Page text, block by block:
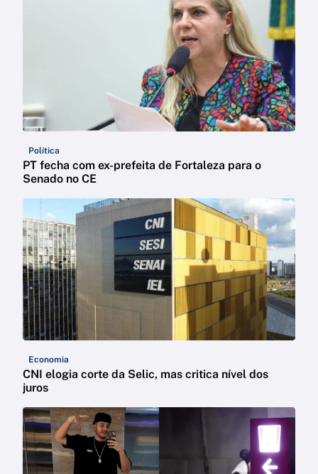
Política
PT fecha com ex-prefeita de Fortaleza para o
Senado no CE
Economia
CNI elogia corte da Selic, mas critica nível dos
juros